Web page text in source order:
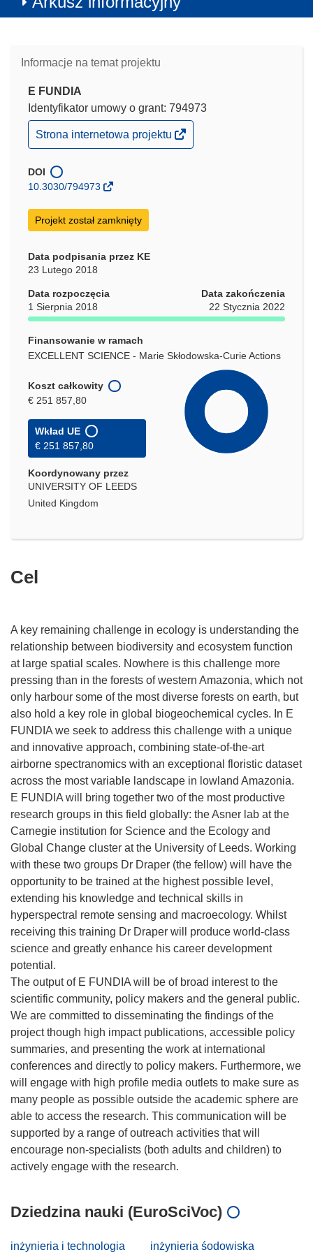
Informacje na temat projektu
E FUNDIA
Identyfikator umowy o grant: 794973
(odnośnik
otworzy
w
nowym
Strona internetowa projektu
DOI
10.3030/794973
Projekt został zamknięty
Data podpisania przez KE
23 Lutego 2018
Data rozpoczęcia
1 Sierpnia 2018
Data zakończenia
22 Stycznia 2022
Finansowanie w ramach
EXCELLENT SCIENCE - Marie Skłodowska-Curie Actions
Koszt całkowity
€ 251 857,80
Wkład UE
€ 251 857,80
Koordynowany przez
UNIVERSITY OF LEEDS
United Kingdom
Cel
A key remaining challenge in ecology is understanding the
relationship between biodiversity and ecosystem function
at large spatial scales. Nowhere is this challenge more
pressing than in the forests of western Amazonia, which not
only harbour some of the most diverse forests on earth, but
also hold a key role in global biogeochemical cycles. In E
FUNDIA we seek to address this challenge with a unique
and innovative approach, combining state-of-the-art
airborne spectranomics with an exceptional floristic dataset
across the most variable landscape in lowland Amazonia.
E FUNDIA will bring together two of the most productive
research groups in this field globally: the Asner lab at the
Carnegie institution for Science and the Ecology and
Global Change cluster at the University of Leeds. Working
with these two groups Dr Draper (the fellow) will have the
opportunity to be trained at the highest possible level,
extending his knowledge and technical skills in
hyperspectral remote sensing and macroecology. Whilst
receiving this training Dr Draper will produce world-class
science and greatly enhance his career development
potential.
The output of E FUNDIA will be of broad interest to the
scientific community, policy makers and the general public.
We are committed to disseminating the findings of the
project though high impact publications, accessible policy
summaries, and presenting the work at international
conferences and directly to policy makers. Furthermore, we
will engage with high profile media outlets to make sure as
many people as possible outside the academic sphere are
able to access the research. This communication will be
supported by a range of outreach activities that will
encourage non-specialists (both adults and children) to
Dziedzina nauki (EuroSciVoc)
inżynieria i technologia inżynieria śodowiska